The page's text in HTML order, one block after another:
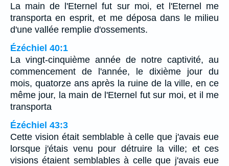
La main de l'Eternel fut sur moi, et l'Eternel me
transporta en esprit, et me déposa dans le milieu
d'une vallée remplie d'ossements.
Ézéchiel 40:1
La vingt-cinquième année de notre captivité, au
commencement de l'année, le dixième jour du
mois, quatorze ans après la ruine de la ville, en ce
même jour, la main de l'Eternel fut sur moi, et il me
transporta
Ézéchiel 43:3
Cette vision était semblable à celle que j'avais eue
lorsque j'étais venu pour détruire la ville; et ces
visions étaient semblables à celle que j'avais eue